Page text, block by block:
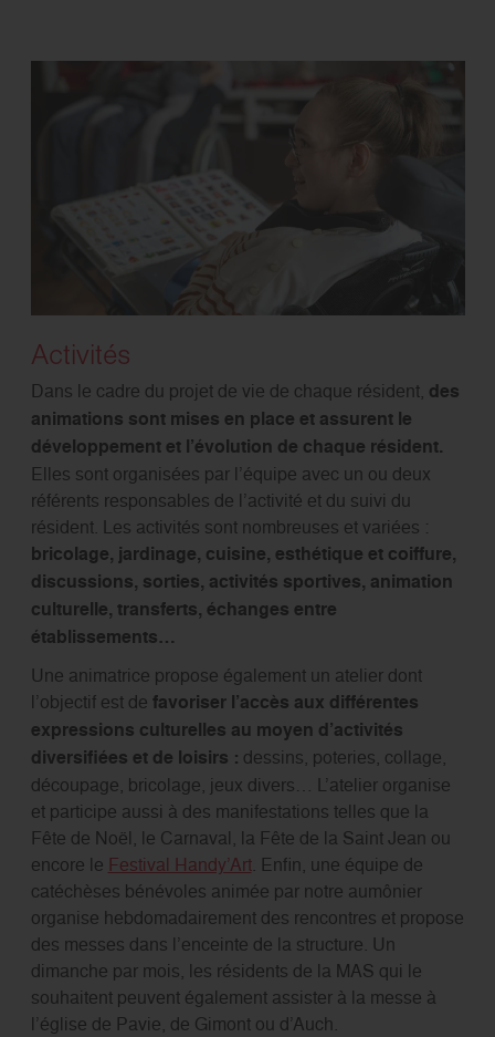
Activités
Dans le cadre du projet de vie de chaque résident, des
animations sont mises en place et assurent le
développement et l’évolution de chaque résident.
Elles sont organisées par l’équipe avec un ou deux
référents responsables de l’activité et du suivi du
résident. Les activités sont nombreuses et variées :
bricolage, jardinage, cuisine, esthétique et coiffure,
discussions, sorties, activités sportives, animation
culturelle, transferts, échanges entre
établissements…
Une animatrice propose également un atelier dont
l’objectif est de favoriser l’accès aux différentes
expressions culturelles au moyen d’activités
diversifiées et de loisirs : dessins, poteries, collage,
découpage, bricolage, jeux divers… L’atelier organise
et participe aussi à des manifestations telles que la
Fête de Noël, le Carnaval, la Fête de la Saint Jean ou
encore le Festival Handy’Art. Enfin, une équipe de
catéchèses bénévoles animée par notre aumônier
organise hebdomadairement des rencontres et propose
des messes dans l’enceinte de la structure. Un
dimanche par mois, les résidents de la MAS qui le
souhaitent peuvent également assister à la messe à
l’église de Pavie, de Gimont ou d’Auch.